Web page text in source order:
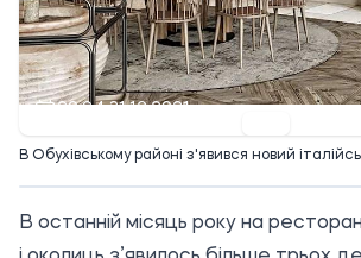
20:04 31.12.2021
В Обухівському районі з'явився новий
В останній місяць року на